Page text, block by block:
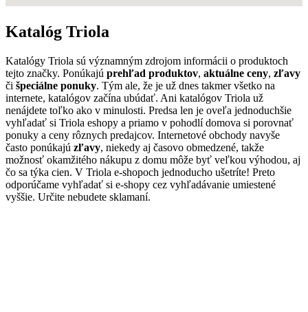
Katalóg Triola
Katalógy Triola sú významným zdrojom informácii o produktoch
tejto značky. Ponúkajú prehľad produktov, aktuálne ceny, zľavy
či špeciálne ponuky. Tým ale, že je už dnes takmer všetko na
internete, katalógov začína ubúdať. Ani katalógov Triola už
nenájdete toľko ako v minulosti. Predsa len je oveľa jednoduchšie
vyhľadať si Triola eshopy a priamo v pohodlí domova si porovnať
ponuky a ceny rôznych predajcov. Internetové obchody navyše
často ponúkajú zľavy, niekedy aj časovo obmedzené, takže
možnosť okamžitého nákupu z domu môže byť veľkou výhodou, aj
čo sa týka cien. V Triola e-shopoch jednoducho ušetríte! Preto
odporúčame vyhľadať si e-shopy cez vyhľadávanie umiestené
vyššie. Určite nebudete sklamaní.